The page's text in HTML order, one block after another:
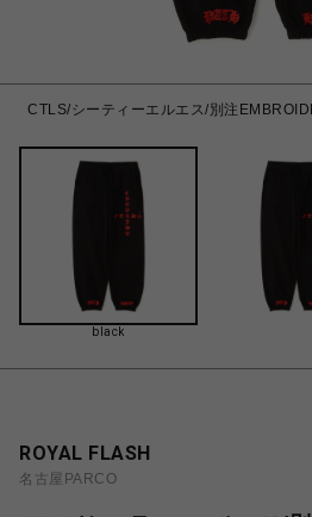
CTLS/シーティーエルエス/別注
black
ROYAL FLASH
名古屋PARCO